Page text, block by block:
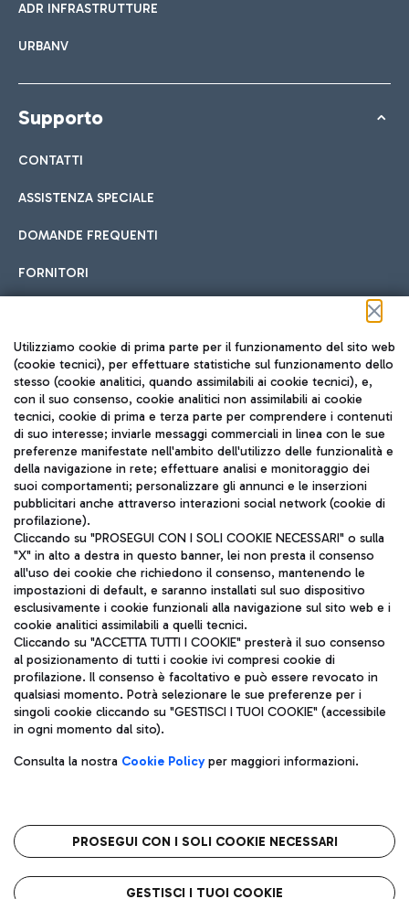
ADR INFRASTRUTTURE
URBANV
Supporto
CONTATTI
ASSISTENZA SPECIALE
DOMANDE FREQUENTI
FORNITORI
Seguici sui social
TRAVEL JOURNAL
ITA
Aeroporti di Roma S.p.A. - Società soggetta a direzione e
coordinamento di Mundys S.p.A.
Codice fiscale e Registro delle Imprese di Roma 13032990155 P.
IVA 06572251004
Capitale sociale 62.224.743,00 int. vers.
Sede legale: Via Pier Paolo Racchetti 1 - 00054 Fiumicino (RM)
telefono +39 06 65951
Privacy policy
Note legali
Roma FCO
L'aeroporto stellato
Utilizziamo cookie di prima parte per il funzionamento del sito web
(cookie tecnici), per effettuare statistiche sul funzionamento dello
stesso (cookie analitici, quando assimilabili ai cookie tecnici), e,
con il suo consenso, cookie analitici non assimilabili ai cookie
tecnici, cookie di prima e terza parte per comprendere i contenuti
di suo interesse; inviarle messaggi commerciali in linea con le sue
preferenze manifestate nell'ambito dell'utilizzo delle funzionalità e
della navigazione in rete; effettuare analisi e monitoraggio dei
suoi comportamenti; personalizzare gli annunci e le inserzioni
pubblicitari anche attraverso interazioni social network (cookie di
profilazione).
Cliccando su "PROSEGUI CON I SOLI COOKIE NECESSARI" o sulla
"X" in alto a destra in questo banner, lei non presta il consenso
all'uso dei cookie che richiedono il consenso, mantenendo le
impostazioni di default, e saranno installati sul suo dispositivo
esclusivamente i cookie funzionali alla navigazione sul sito web e i
cookie analitici assimilabili a quelli tecnici.
Cliccando su "ACCETTA TUTTI I COOKIE" presterà il suo consenso
al posizionamento di tutti i cookie ivi compresi cookie di
profilazione. Il consenso è facoltativo e può essere revocato in
qualsiasi momento. Potrà selezionare le sue preferenze per i
singoli cookie cliccando su "GESTISCI I TUOI COOKIE" (accessibile
in ogni momento dal sito).
Consulta la nostra Cookie Policyper maggiori informazioni.
PROSEGUI CON I SOLI COOKIE NECESSARI
GESTISCI I TUOI COOKIE